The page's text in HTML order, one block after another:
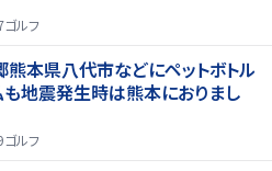
ゴルフ
熊本県八代市などにペットボトル
も地震発生時は熊本におりまし
ゴルフ